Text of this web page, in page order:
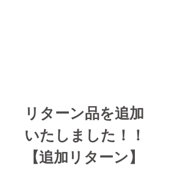
リターン品を追加
いたしました！！
【追加リターン】